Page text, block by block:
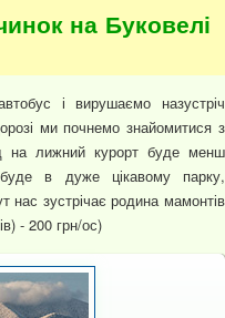
на Буковелі
і вирушаємо назустріч
ми почнемо знайомитися з
на лижний курорт буде менш
в дуже цікавому парку,
нас зустрічає родина мамонтів
- 200 грн/ос)